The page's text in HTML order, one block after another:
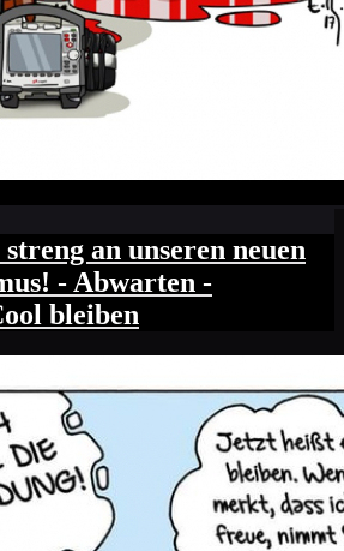
an unseren neuen
- Abwarten -
bleiben